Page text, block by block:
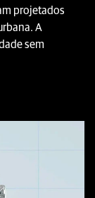
projetados
A
sem